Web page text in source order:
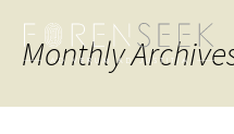
Monthly